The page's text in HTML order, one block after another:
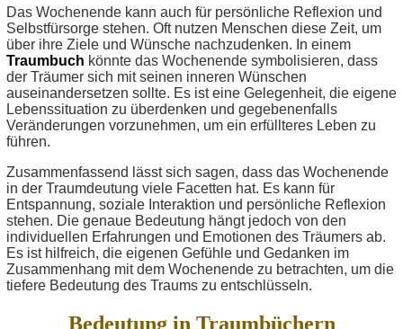
Das Wochenende kann auch für persönliche Reflexion und
Selbstfürsorge stehen. Oft nutzen Menschen diese Zeit, um
über ihre Ziele und Wünsche nachzudenken. In einem
Traumbuch könnte das Wochenende symbolisieren, dass
der Träumer sich mit seinen inneren Wünschen
auseinandersetzen sollte. Es ist eine Gelegenheit, die eigene
Lebenssituation zu überdenken und gegebenenfalls
Veränderungen vorzunehmen, um ein erfüllteres Leben zu
führen.
Zusammenfassend lässt sich sagen, dass das Wochenende
in der Traumdeutung viele Facetten hat. Es kann für
Entspannung, soziale Interaktion und persönliche Reflexion
stehen. Die genaue Bedeutung hängt jedoch von den
individuellen Erfahrungen und Emotionen des Träumers ab.
Es ist hilfreich, die eigenen Gefühle und Gedanken im
Zusammenhang mit dem Wochenende zu betrachten, um die
tiefere Bedeutung des Traums zu entschlüsseln.
Bedeutung in Traumbüchern